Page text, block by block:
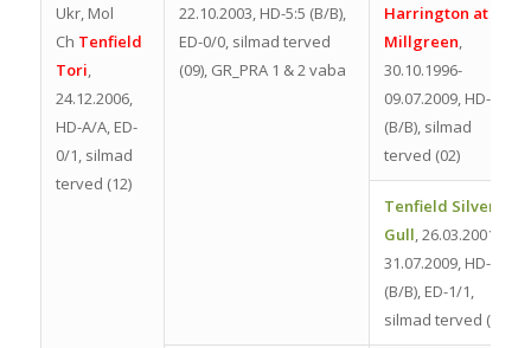
Ukr, Mol
Ch Tenfield
Tori,
24.12.2006,
HD-A/A, ED-
0/1, silmad
terved (12)
22.10.2003, HD-5:5 (B/B),
ED-0/0, silmad terved
(09), GR_PRA 1 & 2 vaba
Harrington at
Millgreen,
30.10.1996-
09.07.2009, HD-8:6
(B/B), silmad
terved (02)
Tenfield Silver
Gull, 26.03.2001-
31.07.2009, HD-4:5
(B/B), ED-1/1,
silmad terved (09)